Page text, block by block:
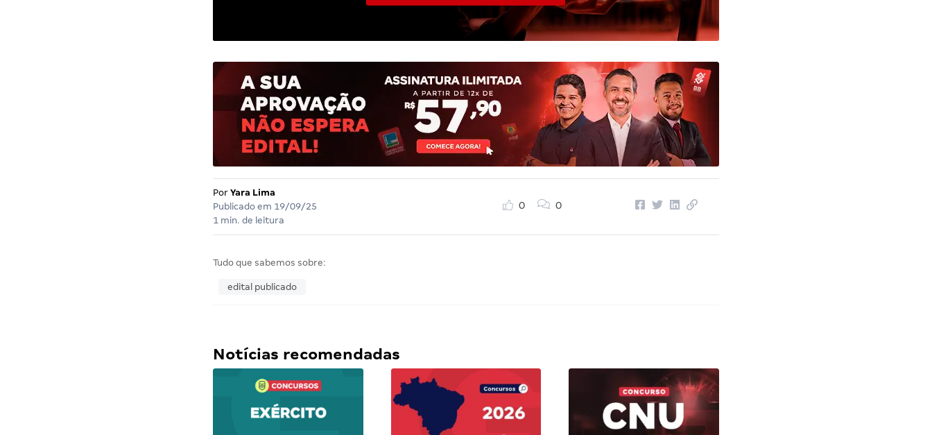
Por Yara Lima
Publicado em 19/09/25
1 min. de leitura
0 0
Tudo que sabemos sobre:
edital publicado
Notícias recomendadas